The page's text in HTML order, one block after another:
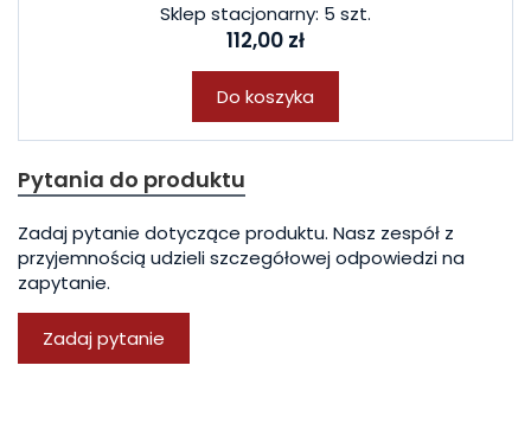
Sklep stacjonarny: 5 szt.
112,00 zł
Do koszyka
Pytania do produktu
Zadaj pytanie dotyczące produktu. Nasz zespół z
przyjemnością udzieli szczegółowej odpowiedzi na
zapytanie.
Zadaj pytanie